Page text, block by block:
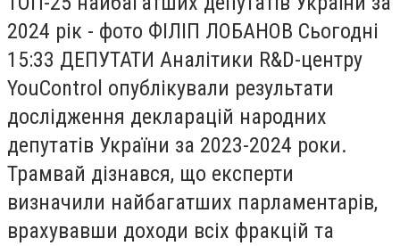
2024 рік - фото ФІЛІП ЛОБАНОВ Сьогодні
15:33 ДЕПУТАТИ Аналітики R&D-центру
YouControl опублікували результати
дослідження декларацій народних
депутатів України за 2023-2024 роки.
Трамвай дізнався, що експерти
визначили найбагатших парламентарів,
врахувавши доходи всіх фракцій та